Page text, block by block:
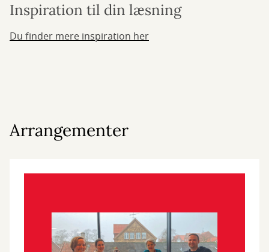
Inspiration til din læsning
Du finder mere inspiration her
Arrangementer